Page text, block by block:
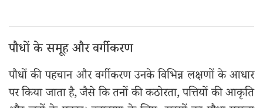
पौधों के समूह और वर्गीकरण
पौधों की पहचान और वर्गीकरण उनके विभिन्न लक्षणों के आधार
पर किया जाता है, जैसे कि तनों की कठोरता, पत्तियों की आकृति